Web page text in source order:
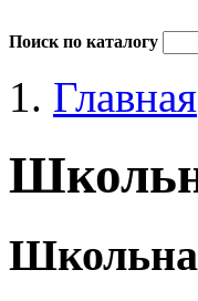
Поиск по каталогу
Главная